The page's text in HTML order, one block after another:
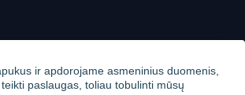
ir apdorojame asmeninius duomenis,
paslaugas, toliau tobulinti mūsų
PRIVATUMO POLITIKA